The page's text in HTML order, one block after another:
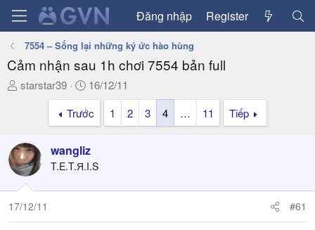
Đăng nhập Register
7554 – Sống lại những ký ức hào hùng
Cảm nhận sau 1h chơi 7554 bản full
T
a
d
s
t
a
starstar39
N
g
à
y
ử
i
16/12/11
Trước
1 2 3 4 … 11 Tiếp
wangliz
T.E.T.Я.I.S
17/12/11 #61